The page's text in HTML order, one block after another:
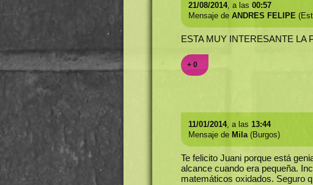
21/08/2014, a las 00:57
Mensaje de ANDRES FELIPE
ESTA MUY INTERESANTE LA
+ 0
11/01/2014, a las 13:44
Mensaje de Mila(Burgos)
Te felicito Juani porque está
alcance cuando era pequeña.
matemáticos oxidados. Seguro